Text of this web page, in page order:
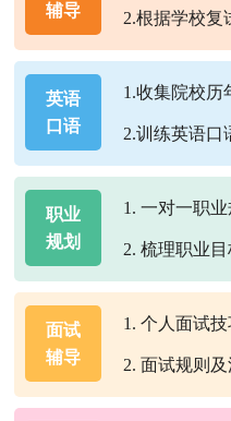
辅导
2.根据学校复
英语
口语
1.收集院校历
2.训练英语口
职业
规划
1. 一对一职业
2. 梳理职业
面试
辅导
1. 个人面试技
2. 面试规则